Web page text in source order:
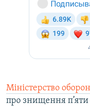
Міністерство
про знищення п’яти